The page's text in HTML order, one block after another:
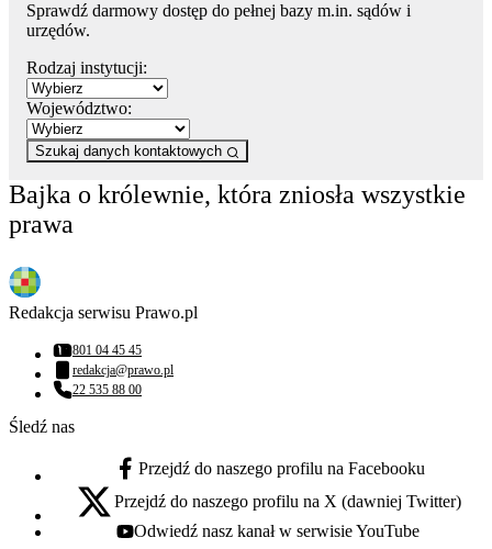
Sprawdź darmowy dostęp do pełnej bazy m.in. sądów i
urzędów.
Rodzaj instytucji:
Województwo:
Szukaj danych kontaktowych
Bajka o królewnie, która zniosła wszystkie
prawa
Redakcja serwisu Prawo.pl
Numer telefonu:
801 04 45 45
Adres email:
redakcja@prawo.pl
Numer telefonu:
22 535 88 00
Śledź nas
facebook - otwiera się w nowej karcie
Przejdź do naszego profilu na Facebooku
x - otwiera się w nowej karcie
Przejdź do naszego profilu na X (dawniej Twitter)
youtube - otwiera się w nowej karcie
Odwiedź nasz kanał w serwisie YouTube